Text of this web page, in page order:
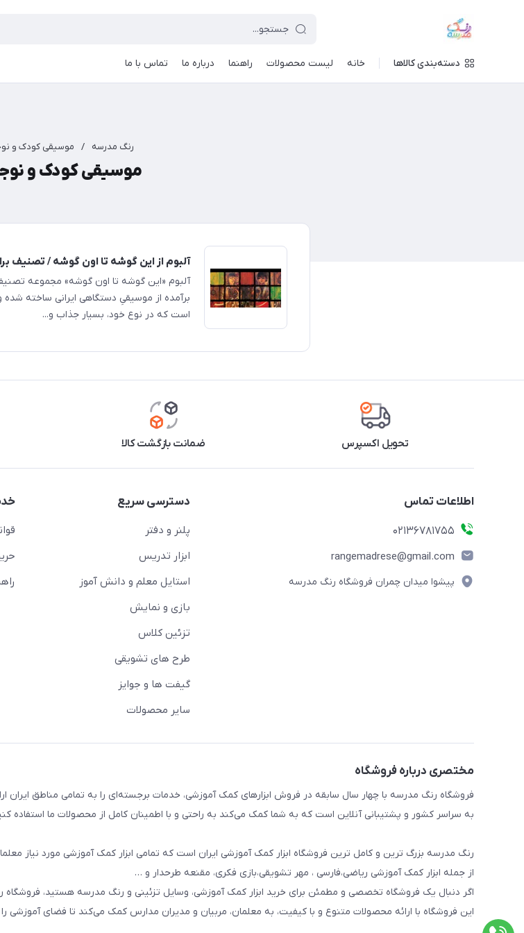
دسته‌بندی کالاها خانه لیست محصولات راهنما درباره ما تماس با ما
رنگ مدرسه / موسیقی کودک و
موسیقی کودک و
آلبوم از این گوشه تا اون گوشه / تصنیف
آلبوم «این گوشه تا اون گوشه» مجموعه
برآمده از موسیقیِ دستگاهی ایرانی ساخته شده
است که در نوع خود، بسیار جذاب و...
تحویل اکسپرس ضمانت بازگشت کالا
اطلاعات تماس
02136781755
rangemadrese@gmail.com
پیشوا میدان چمران فروشگاه رنگ مدرسه
دسترسی سریع
پلنر و دفتر
ابزار تدریس
استایل معلم و دانش آموز
بازی و نمایش
تزئین کلاس
طرح های تشویقی
گیفت ها و جوایز
سایر محصولات
مختصری درباره فروشگاه
فروشگاه رنگ مدرسه با چهار سال سابقه در فروش ابزارهای کمک آموزشی، خدمات برجسته‌ای را به تمامی مناطق ایران
به سراسر کشور و پشتیبانی آنلاین است که به شما کمک می‌کند به راحتی و با اطمینان کامل از محصولات ما استفاده
رنگ مدرسه بزرگ ترین و کامل ترین فروشگاه ابزار کمک آموزشی ایران است که تمامی ابزار کمک آموزشی مورد نیاز
از جمله ابزار کمک آموزشی ریاضی،فارسی ، مهر تشویقی،بازی فکری، مقنعه طرحدار و …
اگر دنبال یک فروشگاه تخصصی و مطمئن برای خرید ابزار کمک آموزشی، وسایل تزئینی و رنگ مدرسه هستید،
این فروشگاه با ارائه محصولات متنوع و با کیفیت، به معلمان، مربیان و مدیران مدارس کمک می‌کند تا فضای آموزشی